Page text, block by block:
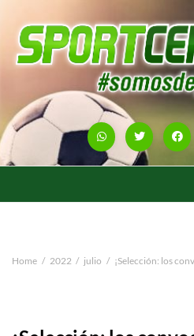
Home 2022 julio ¡Selección: los